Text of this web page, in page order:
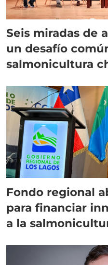
Seis miradas de
un desafío
salmonicultura
Fondo regional
para financiar
a la